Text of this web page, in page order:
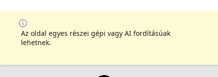
Az oldal egyes részei gépi vagy AI fordításúak
lehetnek.